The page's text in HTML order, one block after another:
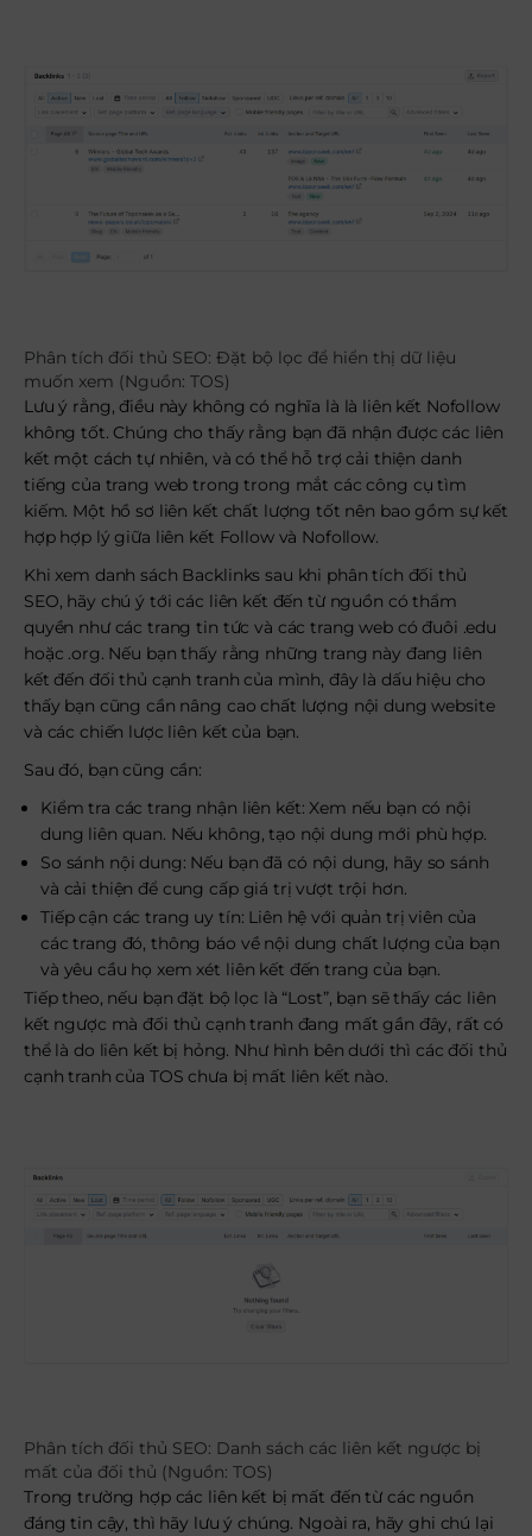
Phân tích đối thủ SEO: Đặt bộ lọc để hiển thị dữ liệu
muốn xem (Nguồn: TOS)
Lưu ý rằng, điều này không có nghĩa là là liên kết Nofollow
không tốt. Chúng cho thấy rằng bạn đã nhận được các liên
kết một cách tự nhiên, và có thể hỗ trợ cải thiện danh
tiếng của trang web trong trong mắt các công cụ tìm
kiếm. Một hồ sơ liên kết chất lượng tốt nên bao gồm sự kết
hợp hợp lý giữa liên kết Follow và Nofollow.
Khi xem danh sách Backlinks sau khi phân tích đối thủ
SEO, hãy chú ý tới các liên kết đến từ nguồn có thẩm
quyền như các trang tin tức và các trang web có đuôi .edu
hoặc .org. Nếu bạn thấy rằng những trang này đang liên
kết đến đối thủ cạnh tranh của mình, đây là dấu hiệu cho
thấy bạn cũng cần nâng cao chất lượng nội dung website
và các chiến lược liên kết của bạn.
Sau đó, bạn cũng cần:
Kiểm tra các trang nhận liên kết: Xem nếu bạn có nội
dung liên quan. Nếu không, tạo nội dung mới phù hợp.
So sánh nội dung: Nếu bạn đã có nội dung, hãy so sánh
và cải thiện để cung cấp giá trị vượt trội hơn.
Tiếp cận các trang uy tín: Liên hệ với quản trị viên của
các trang đó, thông báo về nội dung chất lượng của bạn
và yêu cầu họ xem xét liên kết đến trang của bạn.
Tiếp theo, nếu bạn đặt bộ lọc là “Lost”, bạn sẽ thấy các liên
kết ngược mà đối thủ cạnh tranh đang mất gần đây, rất có
thể là do liên kết bị hỏng. Như hình bên dưới thì các đối thủ
cạnh tranh của TOS chưa bị mất liên kết nào.
Phân tích đối thủ SEO: Danh sách các liên kết ngược bị
mất của đối thủ (Nguồn: TOS)
Trong trường hợp các liên kết bị mất đến từ các nguồn
đáng tin cậy, thì hãy lưu ý chúng. Ngoài ra, hãy ghi chú lại